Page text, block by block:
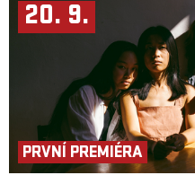
20. 9.
PRVNÍ PREMIÉRA